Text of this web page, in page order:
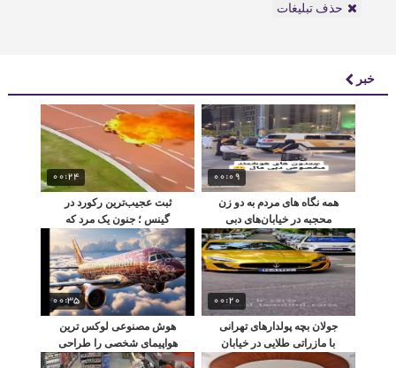
حذف تبلیغات
خبر
00:09
همه نگاه های مردم به دو زن
محجبه در خیابان‌های دبی
00:24
ثبت عجیب‌ترین رکورد در
گینس ؛ جنون یک مرد که
مرزها را به چالش می‌کشد
00:20
جولان بچه پولدارهای تهرانی
با مازراتی طلایی در خیابان‌
های شهر
00:35
هوش مصنوعی لوکس ترین
هواپیمای شخصی را طراحی
کرد / سرویس خواب رویایی